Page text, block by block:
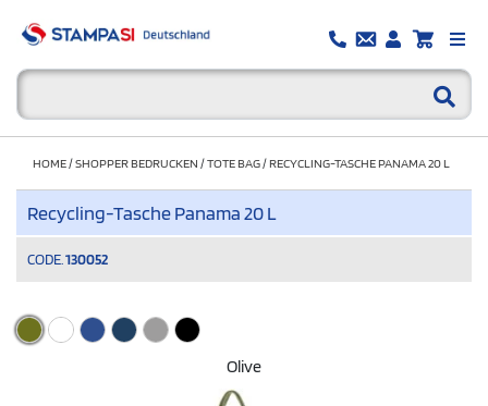
HOME/SHOPPER BEDRUCKEN /TOTE BAG/RECYCLING-TASCHE PANAMA 20 L
Recycling-Tasche Panama 20 L
CODE. 130052
Olive